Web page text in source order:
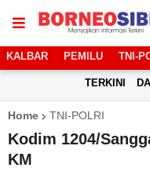
KALBAR PEMILU TNI-
TERKINI
Home TNI-POLRI
Kodim 1204/
KM